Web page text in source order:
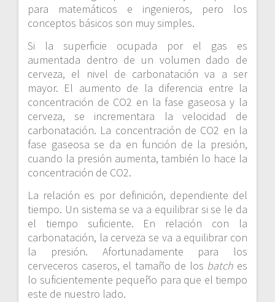
para matemáticos e ingenieros, pero los
conceptos básicos son muy simples.
Si la superficie ocupada por el gas es
aumentada dentro de un volumen dado de
cerveza, el nivel de carbonatación va a ser
mayor. El aumento de la diferencia entre la
concentración de CO2 en la fase gaseosa y la
cerveza, se incrementara la velocidad de
carbonatación. La concentración de CO2 en la
fase gaseosa se da en función de la presión,
cuando la presión aumenta, también lo hace la
concentración de CO2.
La relación es por definición, dependiente del
tiempo. Un sistema se va a equilibrar si se le da
el tiempo suficiente. En relación con la
carbonatación, la cerveza se va a equilibrar con
la presión. Afortunadamente para los
cerveceros caseros, el tamaño de los batch es
lo suficientemente pequeño para que el tiempo
este de nuestro lado.